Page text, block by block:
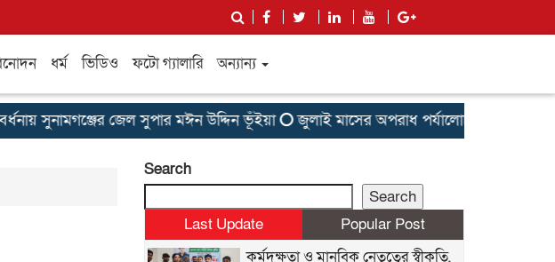
ধর্ম ভিডিও ফটো গ্যালারি অন্যান্য
সুনামগঞ্জের জেল সুপার মঈন উদ্দিন ভূঁইয়া জুলাই মাসের অপরাধ পর্যালোচনা সভা অনুষ্ঠিত:
Search
Search
Last Update
Popular Post
কর্মদক্ষতা ও মানবিক নেতৃত্বের স্বীকৃতি,